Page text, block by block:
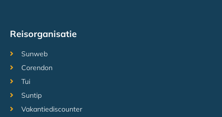
Reisorganisatie
Sunweb
Corendon
Tui
Suntip
Vakantiediscounter